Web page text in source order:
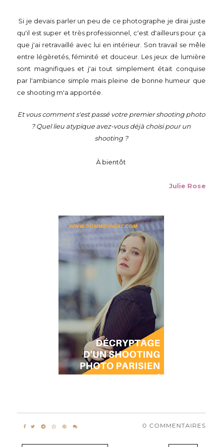
Si je devais parler un peu de ce photographe je dirai juste
qu'il est super et très professionnel, c'est d'ailleurs pour ça
que j'ai retravaillé avec lui en intérieur. Son travail se mêle
entre légèretés, féminité et douceur. Les jeux de lumière
sont magnifiques et j'ai tout simplement était conquise
par l'ambiance simple mais pleine de bonne humeur que
ce shooting m'a apportée.
Et vous comment s'est passé votre premier shooting photo
? Quel lieu atypique avez-vous déjà choisi pour un
shooting ?
À bientôt
Julie Rose
0 COMMENTAIRES